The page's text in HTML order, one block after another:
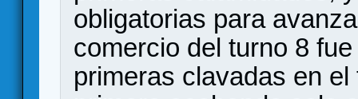
obligatorias para
comercio del turno 8
primeras clavadas en